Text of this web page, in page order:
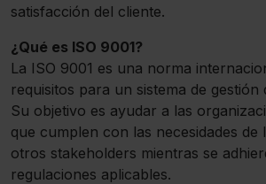
satisfacción del cliente.
¿Qué es ISO 9001?
La ISO 9001 es una norma
requisitos para un sistema de gestión
Su objetivo es ayudar a las
que cumplen con las necesidades de
otros stakeholders mientras se
regulaciones aplicables.